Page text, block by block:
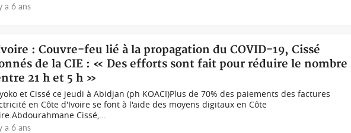
a 6 ans
: Couvre-feu lié à la propagation du COVID-19, Cissé
de la CIE : « Des efforts sont fait pour réduire le nombre
21 h et 5 h »
et Cissé ce jeudi à Abidjan (ph KOACI)Plus de 70% des paiements des factures
en Côte d'Ivoire se font à l'aide des moyens digitaux en Côte
Cissé,...
a 6 ans